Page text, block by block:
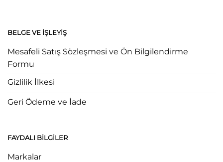
BELGE VE İŞLEYIŞ
Mesafeli Satış Sözleşmesi ve Ön Bilgilendirme
Formu
Gizlilik İlkesi
Geri Ödeme ve İade
FAYDALI BILGILER
Markalar